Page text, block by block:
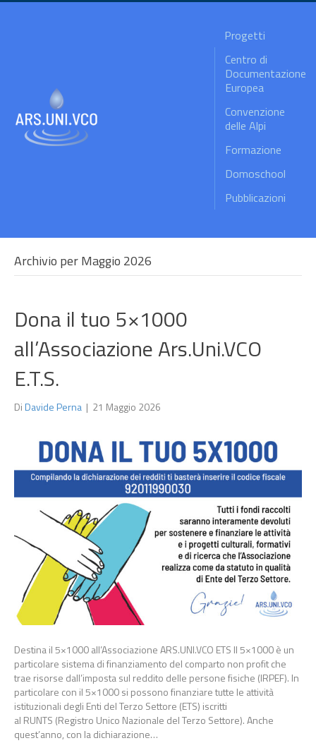
Progetti
Centro di
Documentazione
Europea
Convenzione
delle Alpi
Formazione
Domoschool
Pubblicazioni
Archivio per Maggio 2026
Dona il tuo 5×1000
all’Associazione Ars.Uni.VCO
E.T.S.
DiDavide Perna | 21 Maggio 2026
Destina il 5×1000 all’Associazione ARS.UNI.VCO ETS Il 5×1000 è un
particolare sistema di finanziamento del comparto non profit che
trae risorse dall’imposta sul reddito delle persone fisiche (IRPEF). In
particolare con il 5×1000 si possono finanziare tutte le attività
istituzionali degli Enti del Terzo Settore (ETS) iscritti
al RUNTS (Registro Unico Nazionale del Terzo Settore). Anche
quest’anno, con la dichiarazione…